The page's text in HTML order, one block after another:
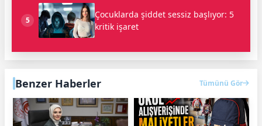
5
Çocuklarda şiddet sessiz başlıyor: 5
kritik işaret
Benzer Haberler Tümünü Gör